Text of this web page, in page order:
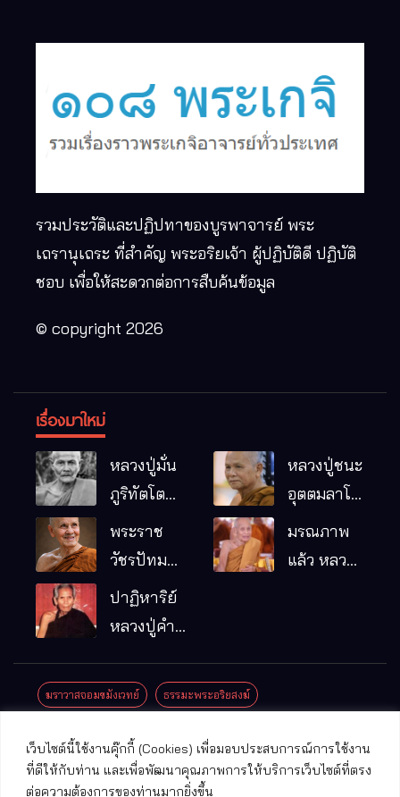
เว็บไซต์นี้ใช้งานคุ๊กกี้ (Cookies) เพื่อมอบประสบการณ์การใช้งาน
ที่ดีให้กับท่าน และเพื่อพัฒนาคุณภาพการให้บริการเว็บไซต์ที่ตรง
ต่อความต้องการของท่านมากยิ่งขึ้น
รวมประวัติและปฏิปทาของบูรพาจารย์ พระ
เถรานุเถระ ที่สำคัญ พระอริยเจ้า ผู้ปฏิบัติดี ปฏิบัติ
ชอบ เพื่อให้สะดวกต่อการสืบค้นข้อมูล
© copyright 2026
เรื่องมาใหม่
หลวงปู่มั่น
ภูริทัตโต
พระอริยเจ้า
ผู้เป็นบิดา
รมฐาน
หลวงปู่ชนะ
อุตตมลาโภ
หมากอื๋อ
พระราช
วัชรปัทม
คุณ (หลวง
ปู่บัวเกตุ
แล้ว วัดป่า
อ.แม่ริม
จ.เชียงใหม่
มรณภาพ
แล้ว หลวง
ปาฏิหาริย์
หลวงปู่คำ
มณี
ฆราวาสจอมขมังเวทย์ ธรรมะพระอริยสงฆ์
ปาฏิหาริย์พระเครื่อง